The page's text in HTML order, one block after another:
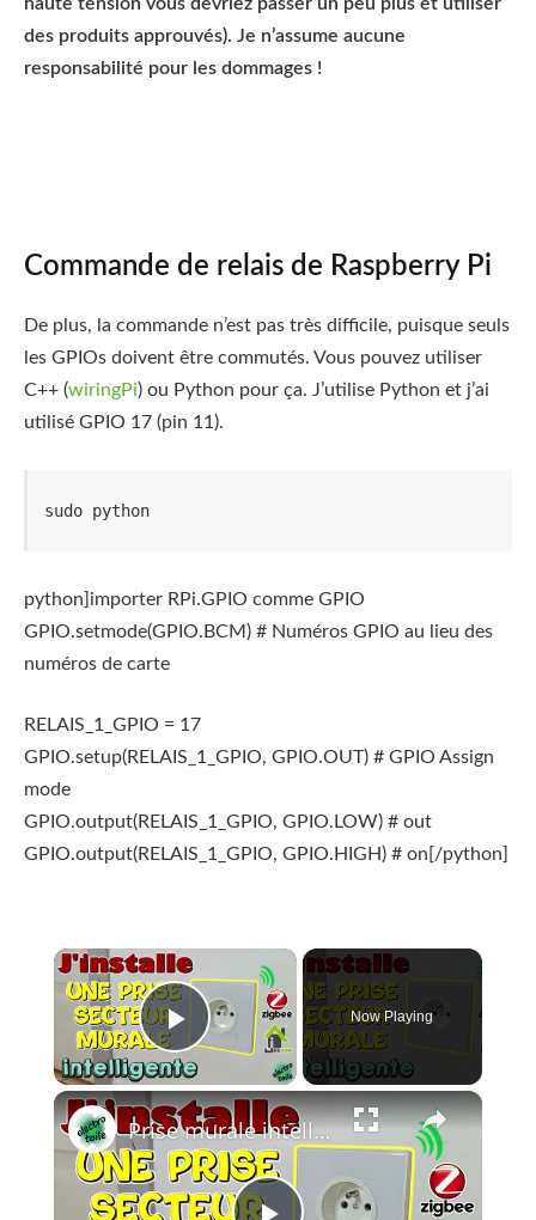
des produits approuvés). Je n’assume aucune
responsabilité pour les dommages !
Commande de relais de Raspberry Pi
De plus, la commande n’est pas très difficile, puisque seuls
les GPIOs doivent être commutés. Vous pouvez utiliser
C++ (wiringPi) ou Python pour ça. J’utilise Python et j’ai
utilisé GPIO 17 (pin 11).
sudo python
python]importer RPi.GPIO comme GPIO
GPIO.setmode(GPIO.BCM) # Numéros GPIO au lieu des
numéros de carte
RELAIS_1_GPIO = 17
GPIO.setup(RELAIS_1_GPIO, GPIO.OUT) # GPIO Assign
mode
GPIO.output(RELAIS_1_GPIO, GPIO.LOW) # out
GPIO.output(RELAIS_1_GPIO, GPIO.HIGH) # on[/python]
×
Play Video
Now Playing
×
Prise murale intelligente Moes Une